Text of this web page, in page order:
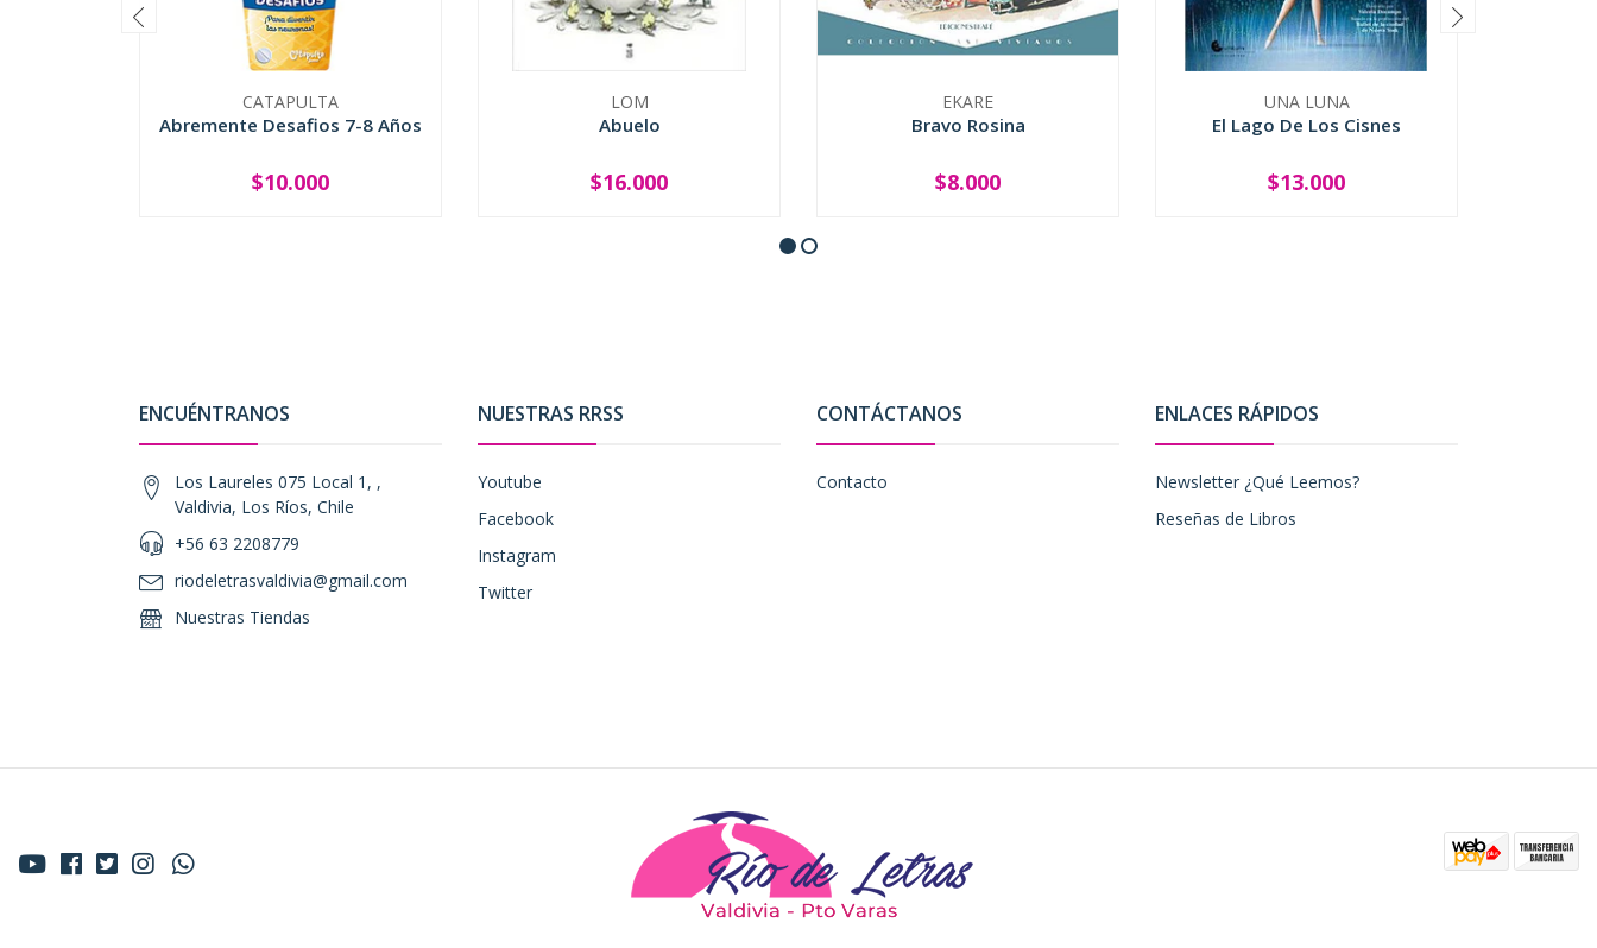
CATAPULTA
Abremente Desafios 7-8 Años
+
$10.000
LOM
Abuelo
+
$16.000
EKARE
Bravo Rosina
+
$8.000
UNA LUNA
El Lago De Los Cisnes
+
$13.000
ENCUÉNTRANOS
Los Laureles 075 Local 1, ,
Valdivia, Los Ríos, Chile
+56 63 2208779
riodeletrasvaldivia@gmail.com
Nuestras Tiendas
NUESTRAS RRSS
Youtube
Facebook
Instagram
Twitter
CONTÁCTANOS
Contacto
ENLACES RÁPIDOS
Newsletter ¿Qué Leemos?
Reseñas de Libros